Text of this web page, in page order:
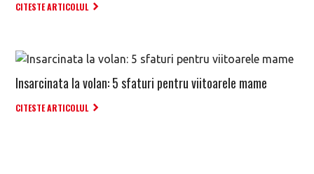
CITESTE ARTICOLUL
Insarcinata la volan: 5 sfaturi pentru viitoarele mame
CITESTE ARTICOLUL